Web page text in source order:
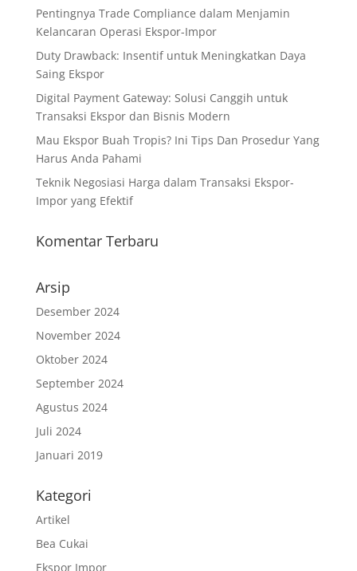
Pentingnya Trade Compliance dalam Menjamin
Kelancaran Operasi Ekspor-Impor
Duty Drawback: Insentif untuk Meningkatkan Daya
Saing Ekspor
Digital Payment Gateway: Solusi Canggih untuk
Transaksi Ekspor dan Bisnis Modern
Mau Ekspor Buah Tropis? Ini Tips Dan Prosedur Yang
Harus Anda Pahami
Teknik Negosiasi Harga dalam Transaksi Ekspor-
Impor yang Efektif
Komentar Terbaru
Arsip
Desember 2024
November 2024
Oktober 2024
September 2024
Agustus 2024
Juli 2024
Januari 2019
Kategori
Artikel
Bea Cukai
Ekspor Impor